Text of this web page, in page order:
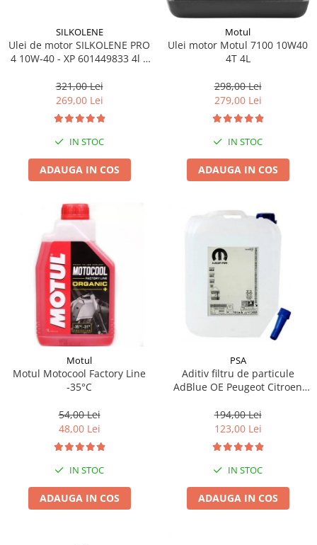
SILKOLENE
Ulei de motor SILKOLENE PRO
4 10W-40 - XP 601449833 4l +
321,00 Lei
269,00 Lei
IN STOC
ADAUGA IN COS
Motul
Ulei motor Motul 7100 10W40
4T 4L
298,00 Lei
279,00 Lei
IN STOC
ADAUGA IN COS
Motul
Motul Motocool Factory Line
-35°C
54,00 Lei
48,00 Lei
IN STOC
ADAUGA IN COS
PSA
Aditiv filtru de particule
AdBlue OE Peugeot Citroen
194,00 Lei
123,00 Lei
IN STOC
ADAUGA IN COS